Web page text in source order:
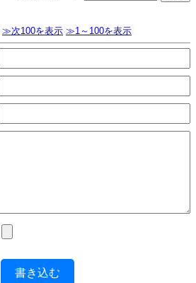
≫次100を表示 ≫1～100を表示
書き込む